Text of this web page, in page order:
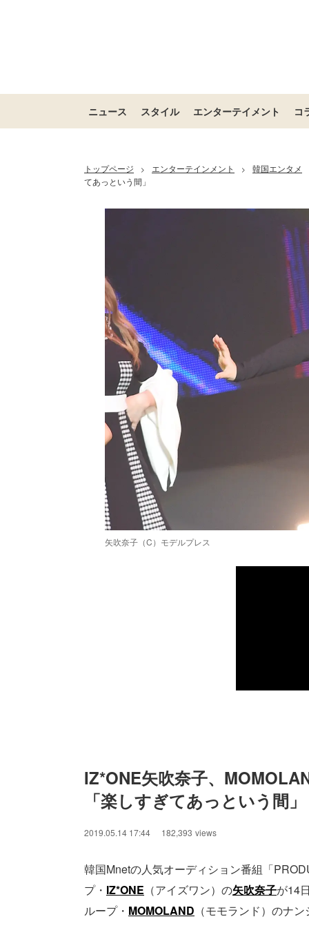
ニュース スタイル エンターテイメント コ
トップページ > エンターテインメント >
韓国エンタメ
てあっという間」
矢吹奈子（C）モデルプレス
IZ*ONE矢吹奈子、
「楽しすぎてあっという間」
2019.05.14 17:44 182,393 views
韓国Mnetの人気オーディション番組「
プ・ IZ*ONE （アイズワン）の矢吹奈子が14
ループ・ MOMOLAND （モモランド）のナ